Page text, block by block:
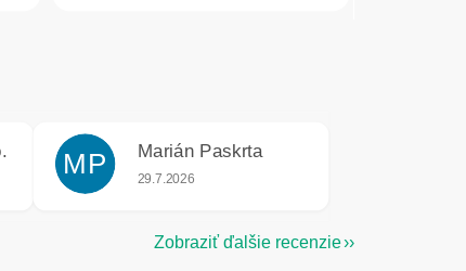
z 5 hviezdičiek.
MP Marián Paskrta
Hodnotenie obchodu je 5 z 5 hviezdičiek.
29.7.2026
Zobraziť ďalšie recenzie